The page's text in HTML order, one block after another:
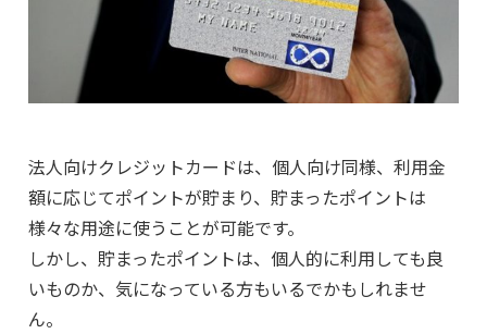
法人向けクレジットカードは、個人向け同様、利用金
額に応じてポイントが貯まり、貯まったポイントは
様々な用途に使うことが可能です。
しかし、貯まったポイントは、個人的に利用しても良
いものか、気になっている方もいるでかもしれませ
ん。